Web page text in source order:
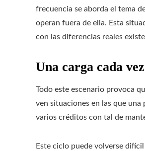
frecuencia se aborda el tema
operan fuera de ella. Esta
con las diferencias reales
Una carga cada
Todo este escenario provoca
ven situaciones en las que
varios créditos con tal de
Este ciclo puede volverse